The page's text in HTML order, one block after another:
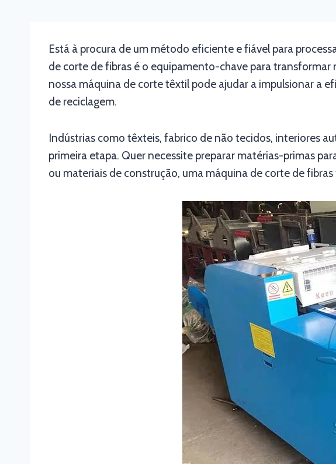
Está à procura de um método eficiente e fiável para
de corte de fibras é o equipamento-chave para
nossa máquina de corte têxtil pode ajudar a impulsionar a
de reciclagem.
Indústrias como têxteis, fabrico de não tecidos, interiores
primeira etapa. Quer necessite preparar matérias-primas
ou materiais de construção, uma máquina de corte de